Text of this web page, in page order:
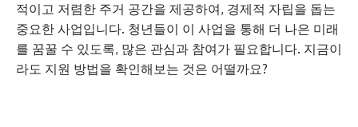
적이고 저렴한 주거 공간을 제공하여, 경제적 자립을 돕는
중요한 사업입니다. 청년들이 이 사업을 통해 더 나은 미래
를 꿈꿀 수 있도록, 많은 관심과 참여가 필요합니다. 지금이
라도 지원 방법을 확인해보는 것은 어떨까요?